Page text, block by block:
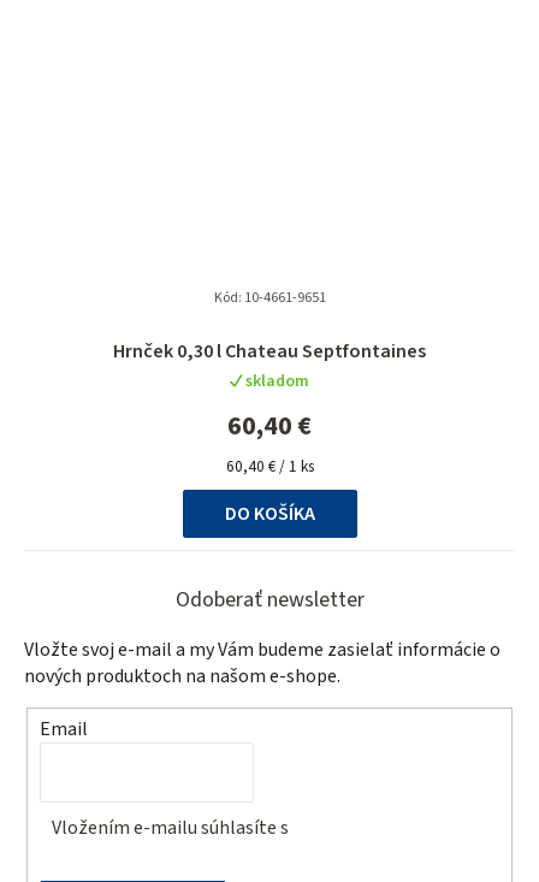
Hrnček 0,30 l Chateau Septfontaines
skladom
60,40 €
Jednotková
cena:
60,40 € / 1 ks
DO KOŠÍKA
Kód: 10-4661-9651
Odoberať newsletter
Vložte svoj e-mail a my Vám budeme zasielať informácie o
nových produktoch na našom e-shope.
Email
Vložením e-mailu súhlasíte s